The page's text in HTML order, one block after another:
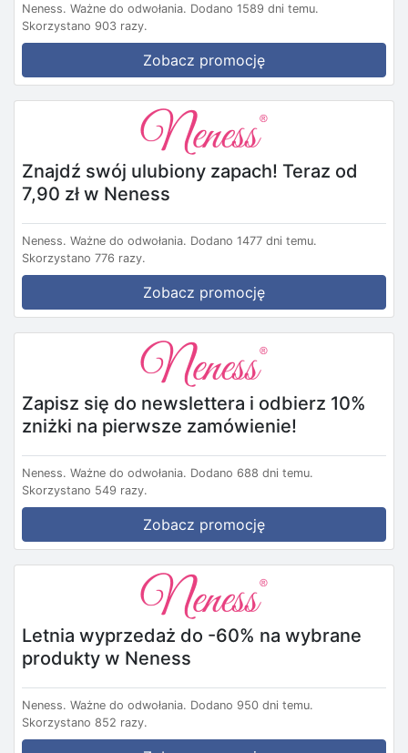
Neness. Ważne do odwołania. Dodano 1589 dni temu.
Skorzystano 903 razy.
Zobacz promocję
Znajdź swój ulubiony zapach! Teraz od
7,90 zł w Neness
Neness. Ważne do odwołania. Dodano 1477 dni temu.
Skorzystano 776 razy.
Zobacz promocję
Zapisz się do newslettera i odbierz 10%
zniżki na pierwsze zamówienie!
Neness. Ważne do odwołania. Dodano 688 dni temu.
Skorzystano 549 razy.
Zobacz promocję
Letnia wyprzedaż do -60% na wybrane
produkty w Neness
Neness. Ważne do odwołania. Dodano 950 dni temu.
Skorzystano 852 razy.